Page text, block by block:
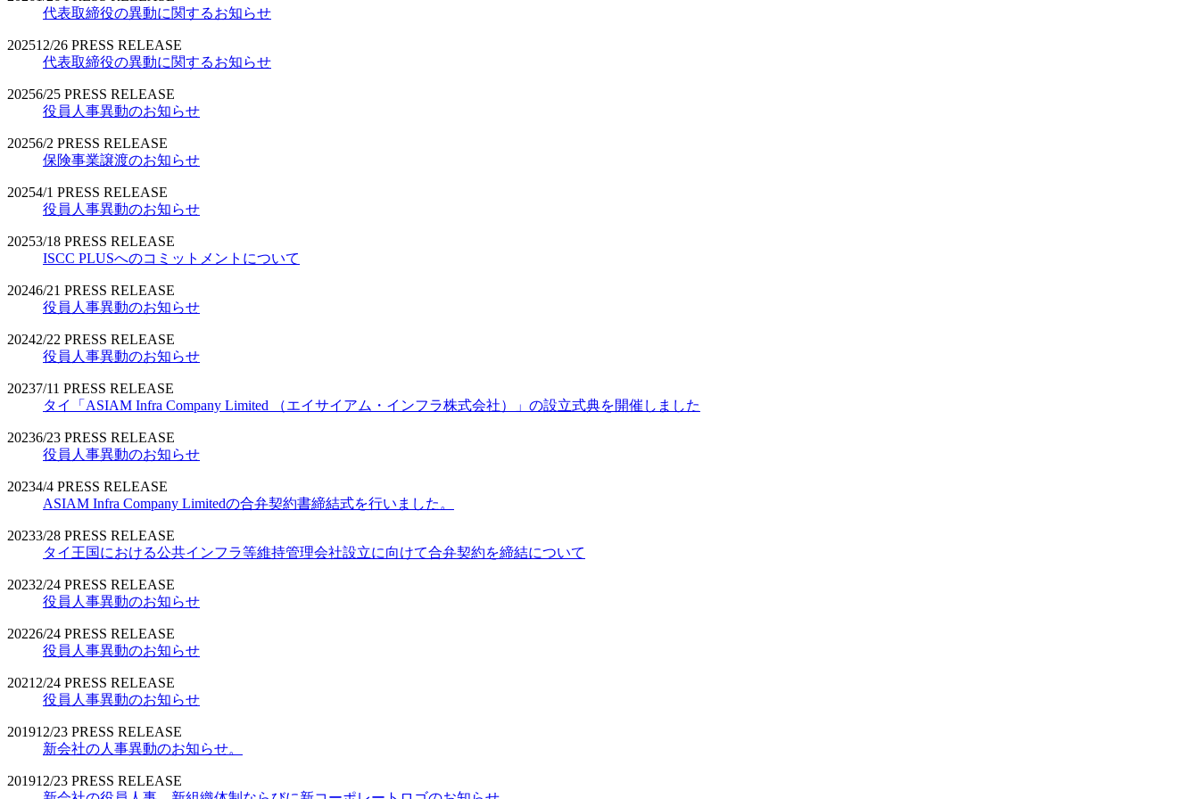
代表取締役の異動に関するお知らせ
202512/26 PRESS RELEASE
代表取締役の異動に関するお知らせ
20256/25 PRESS RELEASE
役員人事異動のお知らせ
20256/2 PRESS RELEASE
保険事業譲渡のお知らせ
20254/1 PRESS RELEASE
役員人事異動のお知らせ
20253/18 PRESS RELEASE
ISCC PLUSへのコミットメントについて
20246/21 PRESS RELEASE
役員人事異動のお知らせ
20242/22 PRESS RELEASE
役員人事異動のお知らせ
20237/11 PRESS RELEASE
タイ「ASIAM Infra Company Limited （エイサイアム・インフラ株式会社）」の設立式典を開催しました
20236/23 PRESS RELEASE
役員人事異動のお知らせ
20234/4 PRESS RELEASE
ASIAM Infra Company Limitedの合弁契約書締結式を行いました。
20233/28 PRESS RELEASE
タイ王国における公共インフラ等維持管理会社設立に向けて合弁契約を締結について
20232/24 PRESS RELEASE
役員人事異動のお知らせ
20226/24 PRESS RELEASE
役員人事異動のお知らせ
2021 2/24 PRESS RELEASE
役員人事異動のお知らせ
201912/23 PRESS RELEASE
新会社の人事異動のお知らせ。
201912/23 PRESS RELEASE